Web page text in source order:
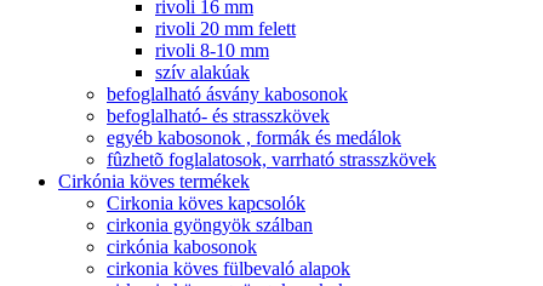
rivoli 16 mm
rivoli 20 mm felett
rivoli 8-10 mm
szív alakúak
befoglalható ásvány kabosonok
befoglalható- és strasszkövek
egyéb kabosonok , formák és medálok
fûzhetõ foglalatosok, varrható strasszkövek
Cirkónia köves termékek
Cirkonia köves kapcsolók
cirkonia gyöngyök szálban
cirkónia kabosonok
cirkonia köves fülbevaló alapok